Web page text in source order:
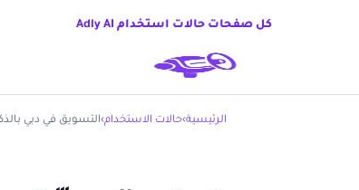
كل صفحات حالات استخدام Adly AI
الرئيسية›حالات الاستخدام›التسويق في دبي